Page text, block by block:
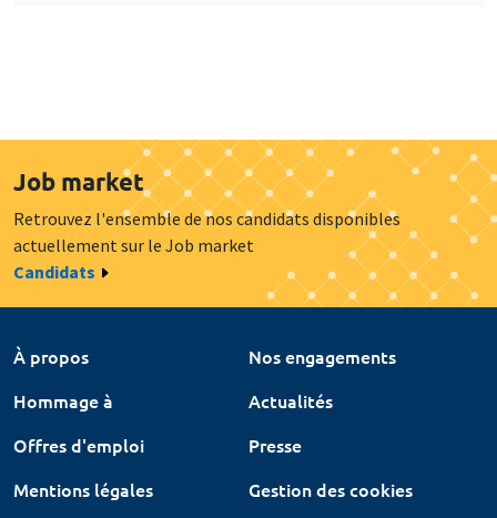
Job market
Retrouvez l'ensemble de nos candidats disponibles
actuellement sur le Job market
Candidats
À propos
Nos engagements
Hommage à
Actualités
Offres d'emploi
Presse
Mentions légales
Gestion des cookies